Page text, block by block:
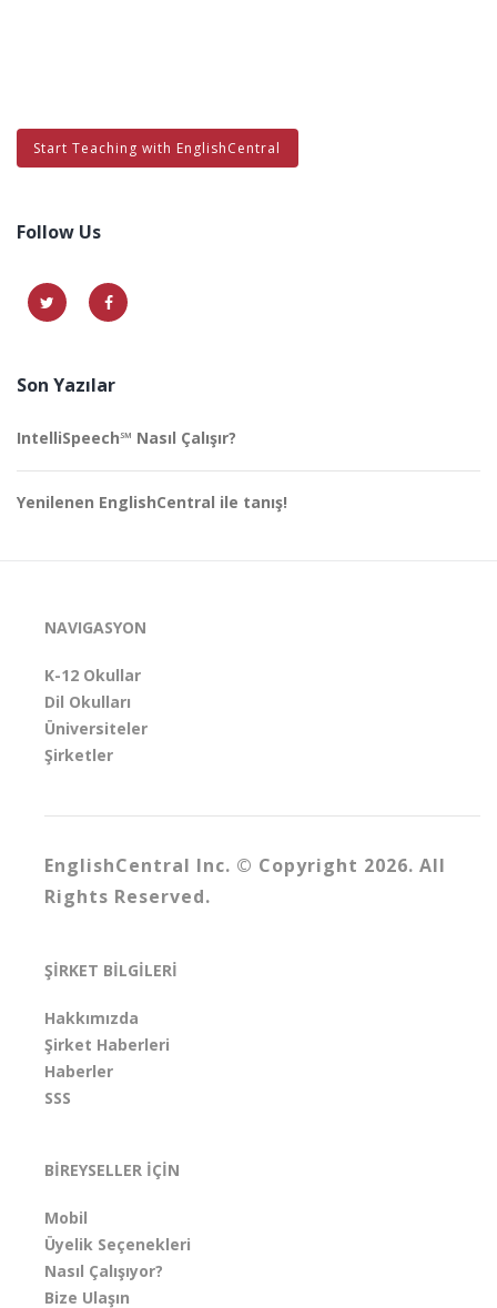
Start Teaching with EnglishCentral
Follow Us
Son Yazılar
IntelliSpeech℠ Nasıl Çalışır?
Yenilenen EnglishCentral ile tanış!
NAVIGASYON
K-12 Okullar
Dil Okulları
Üniversiteler
Şirketler
EnglishCentral Inc. © Copyright 2026. All
Rights Reserved.
ŞİRKET BİLGİLERİ
Hakkımızda
Şirket Haberleri
Haberler
SSS
BİREYSELLER İÇİN
Mobil
Üyelik Seçenekleri
Nasıl Çalışıyor?
Bize Ulaşın